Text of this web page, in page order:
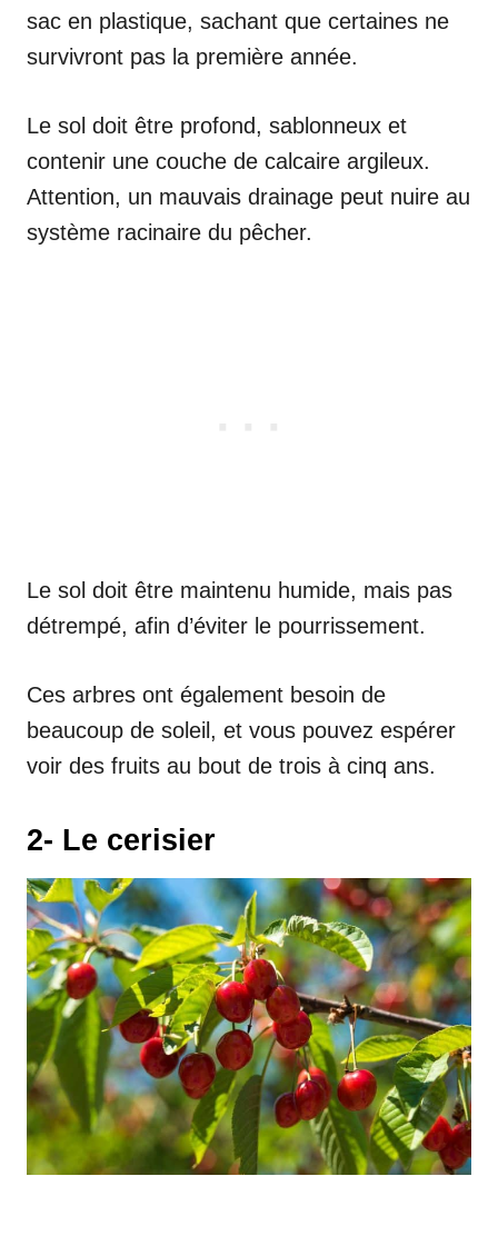
sac en plastique, sachant que certaines ne
survivront pas la première année.
Le sol doit être profond, sablonneux et
contenir une couche de calcaire argileux.
Attention, un mauvais drainage peut nuire au
système racinaire du pêcher.
Le sol doit être maintenu humide, mais pas
détrempé, afin d’éviter le pourrissement.
Ces arbres ont également besoin de
beaucoup de soleil, et vous pouvez espérer
voir des fruits au bout de trois à cinq ans.
2- Le cerisier